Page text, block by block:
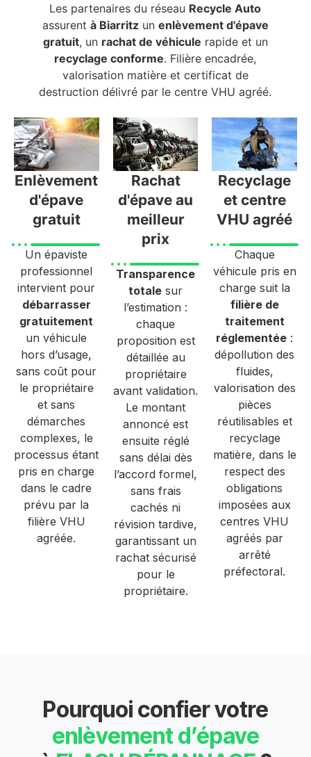
Les partenaires du réseau Recycle Auto
assurent à Biarritzun enlèvement d'épave
gratuit, un rachat de véhicule rapide et un
recyclage conforme. Filière encadrée,
valorisation matière et certificat de
destruction délivré par le centre VHU agréé.
Enlèvement
d'épave
gratuit
Un épaviste
professionnel
intervient pour
débarrasser
gratuitement
un véhicule
hors d’usage,
sans coût pour
le propriétaire
et sans
démarches
complexes, le
processus étant
pris en charge
dans le cadre
prévu par la
filière VHU
agréée.
Rachat
d'épave au
meilleur
prix
Transparence
totale sur
l’estimation :
chaque
proposition est
détaillée au
propriétaire
avant validation.
Le montant
annoncé est
ensuite réglé
sans délai dès
l’accord formel,
sans frais
cachés ni
révision tardive,
garantissant un
rachat sécurisé
pour le
propriétaire.
Recyclage
et centre
VHU agréé
Chaque
véhicule pris en
charge suit la
filière de
traitement
réglementée :
dépollution des
fluides,
valorisation des
pièces
réutilisables et
recyclage
matière, dans le
respect des
obligations
imposées aux
centres VHU
agréés par
arrêté
préfectoral.
Pourquoi confier votre
enlèvement d’épave